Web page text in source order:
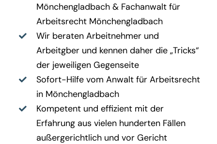
Mönchengladbach & Fachanwalt für
Arbeitsrecht Mönchengladbach
Wir beraten Arbeitnehmer und
Arbeitgber und kennen daher die „Tricks“
der jeweiligen Gegenseite
Sofort-Hilfe vom Anwalt für Arbeitsrecht
in Mönchengladbach
Kompetent und effizient mit der
Erfahrung aus vielen hunderten Fällen
außergerichtlich und vor Gericht